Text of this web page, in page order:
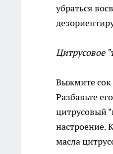
убраться
Цитрусовое
Выжмите сок
Разбавьте
цитрусовый
настроение.
масла